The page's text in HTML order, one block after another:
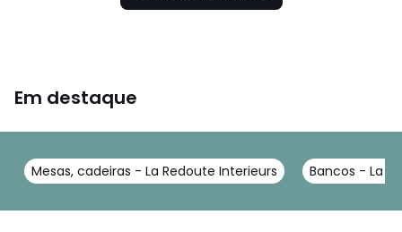
Em destaque
Mesas, cadeiras - La Redoute Interieurs Bancos - La